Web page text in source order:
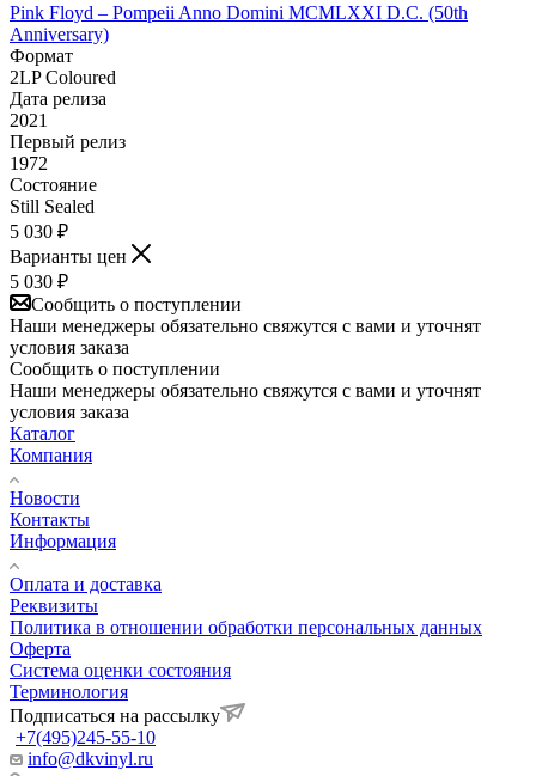
Pink Floyd – Pompeii Anno Domini MCMLXXI D.C. (50th
Anniversary)
Формат
2LP Coloured
Дата релиза
2021
Первый релиз
1972
Состояние
Still Sealed
5 030 ₽
Варианты цен
5 030 ₽
Сообщить о поступлении
Наши менеджеры обязательно свяжутся с вами и уточнят
условия заказа
Сообщить о поступлении
Наши менеджеры обязательно свяжутся с вами и уточнят
условия заказа
Каталог
Компания
Новости
Контакты
Информация
Оплата и доставка
Реквизиты
Политика в отношении обработки персональных данных
Оферта
Система оценки состояния
Терминология
Подписаться на рассылку
+7(495)245-55-10
info@dkvinyl.ru